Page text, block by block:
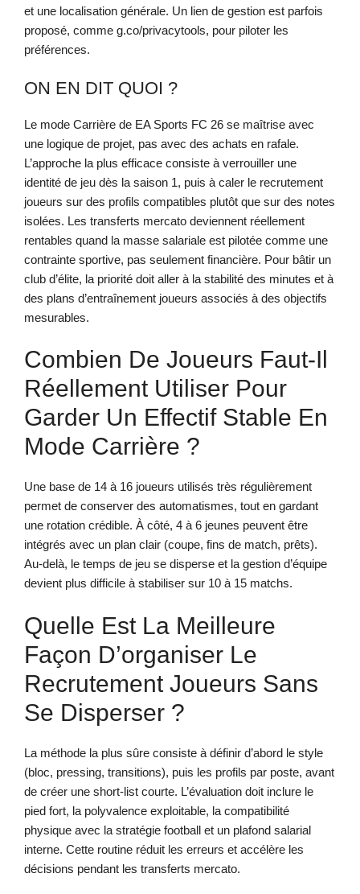
et une localisation générale. Un lien de gestion est parfois
proposé, comme g.co/privacytools, pour piloter les
préférences.
ON EN DIT QUOI ?
Le mode Carrière de EA Sports FC 26 se maîtrise avec
une logique de projet, pas avec des achats en rafale.
L’approche la plus efficace consiste à verrouiller une
identité de jeu dès la saison 1, puis à caler le recrutement
joueurs sur des profils compatibles plutôt que sur des notes
isolées. Les transferts mercato deviennent réellement
rentables quand la masse salariale est pilotée comme une
contrainte sportive, pas seulement financière. Pour bâtir un
club d’élite, la priorité doit aller à la stabilité des minutes et à
des plans d’entraînement joueurs associés à des objectifs
mesurables.
Combien De Joueurs Faut-Il
Réellement Utiliser Pour
Garder Un Effectif Stable En
Mode Carrière ?
Une base de 14 à 16 joueurs utilisés très régulièrement
permet de conserver des automatismes, tout en gardant
une rotation crédible. À côté, 4 à 6 jeunes peuvent être
intégrés avec un plan clair (coupe, fins de match, prêts).
Au-delà, le temps de jeu se disperse et la gestion d’équipe
devient plus difficile à stabiliser sur 10 à 15 matchs.
Quelle Est La Meilleure
Façon D’organiser Le
Recrutement Joueurs Sans
Se Disperser ?
La méthode la plus sûre consiste à définir d’abord le style
(bloc, pressing, transitions), puis les profils par poste, avant
de créer une short-list courte. L’évaluation doit inclure le
pied fort, la polyvalence exploitable, la compatibilité
physique avec la stratégie football et un plafond salarial
interne. Cette routine réduit les erreurs et accélère les
décisions pendant les transferts mercato.